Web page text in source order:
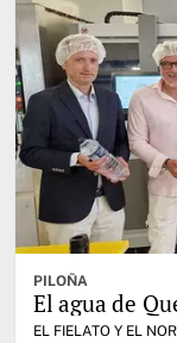
PILOÑA
El agua de
EL FIELATO Y EL